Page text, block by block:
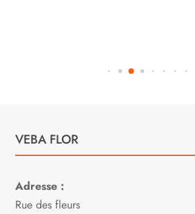
VEBA FLOR
Adresse :
Rue des fleurs